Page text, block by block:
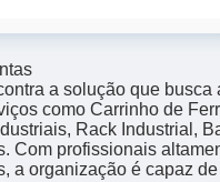
a solução que busca
como Carrinho de
Rack Industrial,
Com profissionais
a organização é capaz